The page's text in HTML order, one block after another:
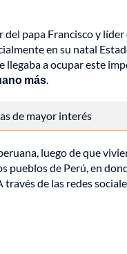
del papa Francisco y
en su natal
llegaba a ocupar este
más.
de mayor interés
luego de que
pueblos de Perú, en
de las redes